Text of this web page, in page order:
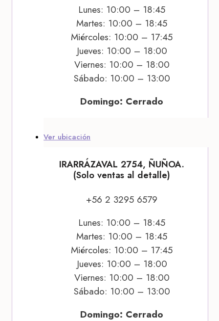
Lunes: 10:00 – 18:45
Martes: 10:00 – 18:45
Miércoles: 10:00 – 17:45
Jueves: 10:00 – 18:00
Viernes: 10:00 – 18:00
Sábado: 10:00 – 13:00
Domingo: Cerrado
Ver ubicación
IRARRÁZAVAL 2754, ÑUÑOA.
(Solo ventas al detalle)
+56 2 3295 6579
Lunes: 10:00 – 18:45
Martes: 10:00 – 18:45
Miércoles: 10:00 – 17:45
Jueves: 10:00 – 18:00
Viernes: 10:00 – 18:00
Sábado: 10:00 – 13:00
Domingo: Cerrado